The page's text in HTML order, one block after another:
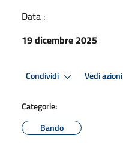
Data :
19 dicembre 2025
Condividi Vedi azioni
Categorie:
Bando